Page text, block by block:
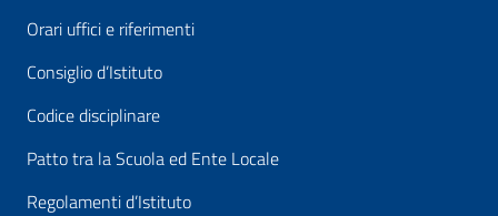
Orari uffici e riferimenti
Consiglio d’Istituto
Codice disciplinare
Patto tra la Scuola ed Ente Locale
Regolamenti d’Istituto